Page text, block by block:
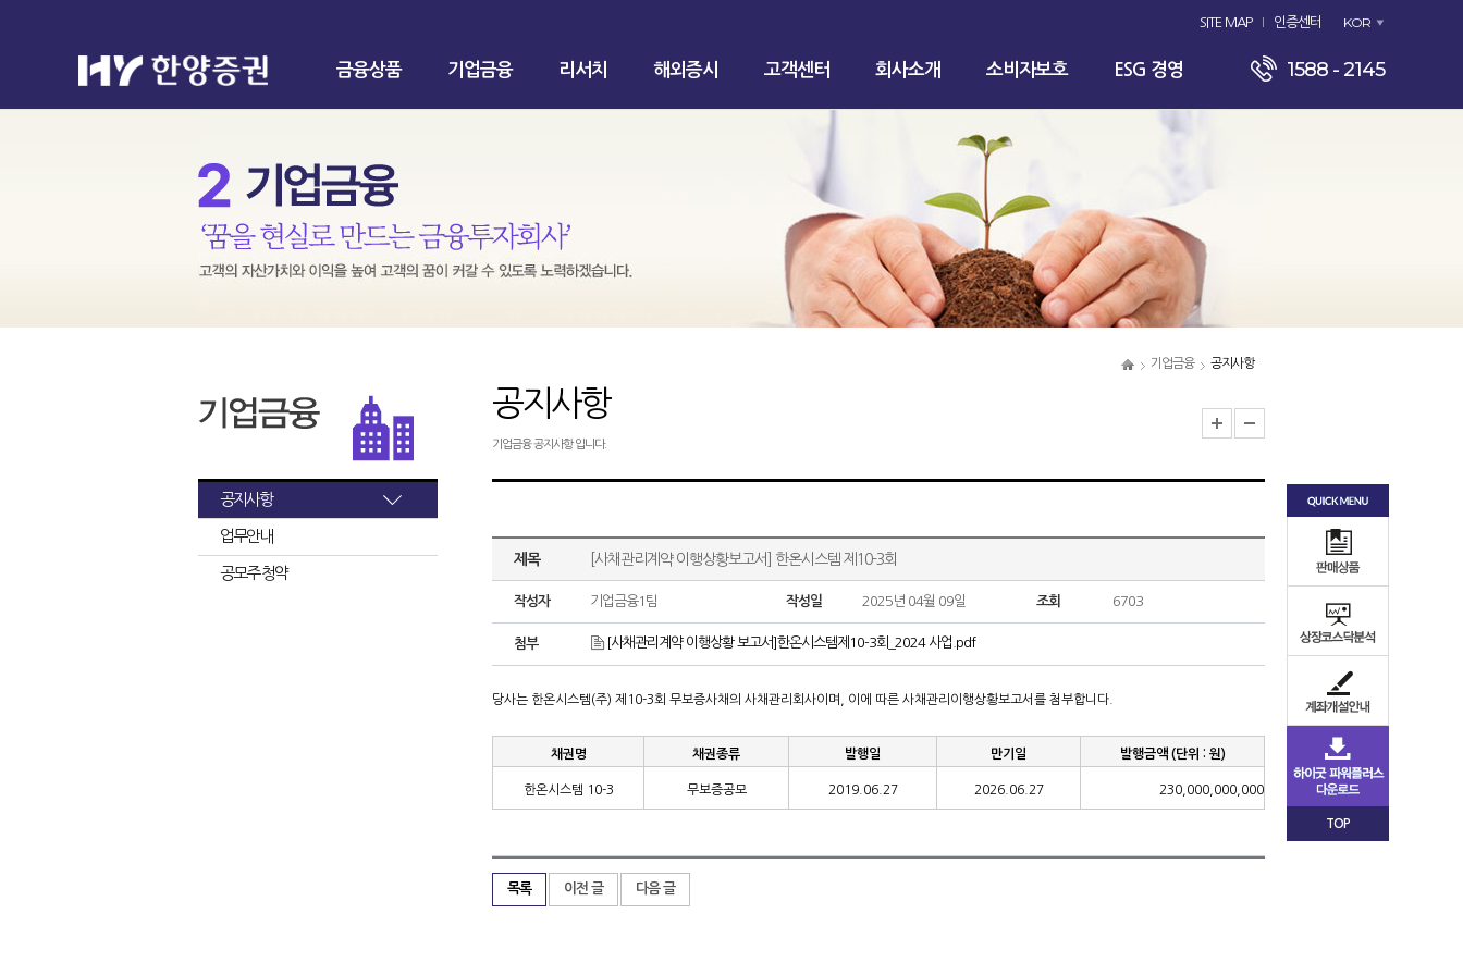
SITE MAP 인증센터 KOR
금융상품 기업금융 리서치 해외증시 고객센터 회사소개 소비자보호 ESG 경영 1588 - 2145
기업금융 공지사항
공지사항
업무안내
공모주 청약
공지사항
기업금융 공지사항 입니다.
제목 [사채관리계약 이행상황보고서] 한온시스템 제10-3회
작성자 기업금융1팀 작성일 2025년 04월 09일 조회 6703
첨부 [사채관리계약 이행상황 보고서]한온시스템제10-3회_2024 사업.pdf
당사는 한온시스템(주) 제 10-3회 무보증사채의 사채관리회사이며 이에 따른 사채관리이행상황보고서를 첨부합니다
채권명 채권종류 발행일 만기일 발행금액(단위 : 원 )
한온시스템 10-3 무보증공모 2019.06.27 2026.06.27 230,000,000,000
목록 이전 글 다음 글
TOP